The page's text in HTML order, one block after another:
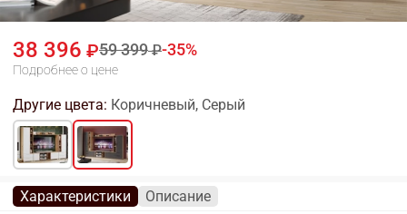
38 396 59 399 35
Подробнее о цене
Другие цвета: Коричневый, Серый
Характеристики Описание